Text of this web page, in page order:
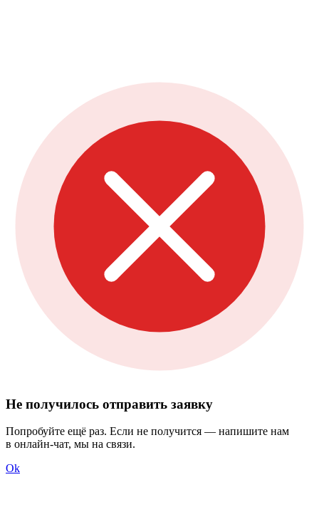
Не получилось отправить заявку
Попробуйте ещё раз. Если не получится — напишите нам
в онлайн-чат, мы на связи.
Ok